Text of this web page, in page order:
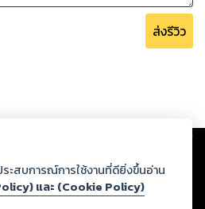
ส่งรีวิว
เว็บไซต์และปรากฏว่าละเมิดสิทธิใน
ขัดต่อกฎหมายและศีลธรรม ดังนั้น ผู้อ่าน
นกรองด้วยตนเอง และหากท่านพบว่าส่วน
ม กรุณาแจ้งมายังบริษัท เพื่อทีมงานจะได้
ระสบการณ์การใช้งานที่ดียิ่งขึ้นอ่าน
และ (Cookie Policy)